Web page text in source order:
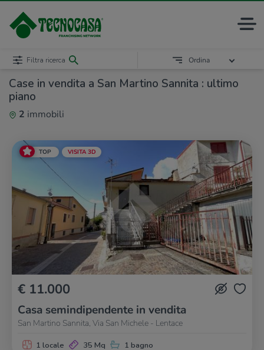
Case in vendita a San Martino Sannita : ultimo
piano
2 immobili
Filtra ricerca Ordina
TOP VISITA 3D
€ 11.000
Casa semindipendente in vendita
San Martino Sannita, Via San Michele - Lentace
1 locale 35 Mq 1 bagno